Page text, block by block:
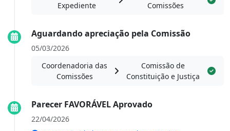
Expediente
Comissões
Aguardando apreciação pela Comissão
05/03/2026
Coordenadoria das
Comissões
Comissão de
Constituição e Justiça
Parecer FAVORÁVEL Aprovado
22/04/2026